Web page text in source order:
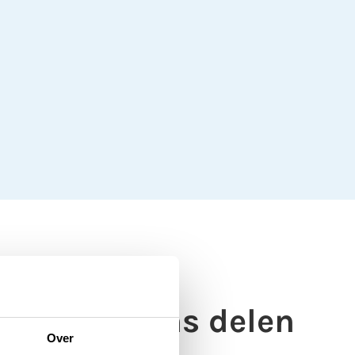
Over
gegevens delen